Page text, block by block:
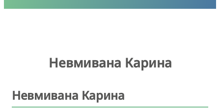
Невмивана Карина
Невмивана Карина